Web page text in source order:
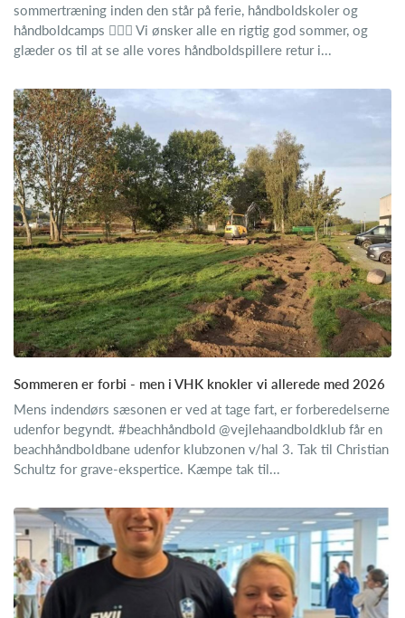
sommertræning inden den står på ferie, håndboldskoler og
håndboldcamps 🤾🏼‍♂️ Vi ønsker alle en rigtig god sommer, og
glæder os til at se alle vores håndboldspillere retur i...
Sommeren er forbi - men i VHK knokler vi allerede med 2026
Mens indendørs sæsonen er ved at tage fart, er forberedelserne
udenfor begyndt. #beachhåndbold @vejlehaandboldklub får en
beachhåndboldbane udenfor klubzonen v/hal 3. Tak til Christian
Schultz for grave-ekspertice. Kæmpe tak til...